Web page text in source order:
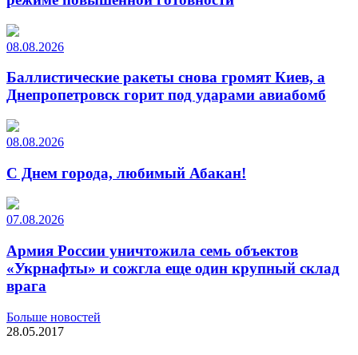
08.08.2026
Баллистические ракеты снова громят Киев, а
Днепропетровск горит под ударами авиабомб
08.08.2026
С Днем города, любимый Абакан!
07.08.2026
Армия России уничтожила семь объектов
«Укрнафты» и сожгла еще один крупный склад
врага
Больше новостей
28.05.2017